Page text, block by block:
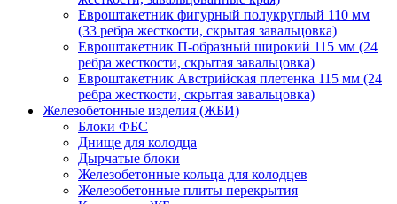
Евроштакетник фигурный полукруглый 110 мм
(33 ребра жесткости, скрытая завальцовка)
Евроштакетник П-образный широкий 115 мм (24
ребра жесткости, скрытая завальцовка)
Евроштакетник Австрийская плетенка 115 мм (24
ребра жесткости, скрытая завальцовка)
Железобетонные изделия (ЖБИ)
Блоки ФБС
Днище для колодца
Дырчатые блоки
Железобетонные кольца для колодцев
Железобетонные плиты перекрытия